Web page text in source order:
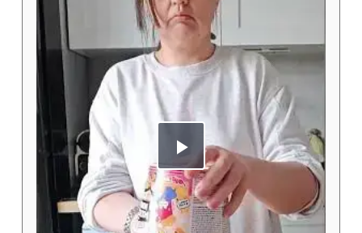
Play
Video